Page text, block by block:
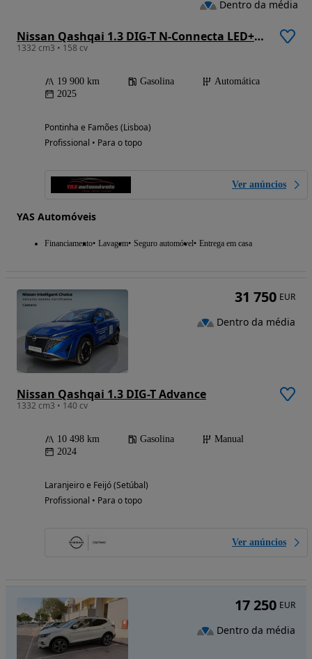
Nissan Qashqai 1.3 DIG-T N-Connecta LED+TT Xtronic
1332 cm3 • 158 cv
19 900 km Gasolina
Automática
2025
Pontinha e Famões (Lisboa)
Profissional • Para o topo
Ver anúncios
YAS Automóveis
Financiamento Lavagem Seguro automóvel Entrega em casa
Dentro da média
Nissan Qashqai 1.3 DIG-T Advance
1332 cm3 • 140 cv
10 498 km Gasolina
Manual
2024
Laranjeiro e Feijó (Setúbal)
Profissional • Para o topo
Ver anúncios
31 750 EUR
Dentro da média
17 250 EUR
Dentro da média